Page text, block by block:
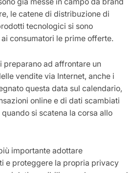
le catene di distribuzione di
tecnologici si sono
consumatori le prime offerte.
preparano ad affrontare un
vendite via Internet, anche i
questa data sul calendario,
online e di dati scambiati
si scatena la corsa allo
importante adottare
e proteggere la propria privacy